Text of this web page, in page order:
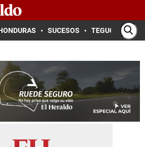
SUCESOS TEGUCIGALPA